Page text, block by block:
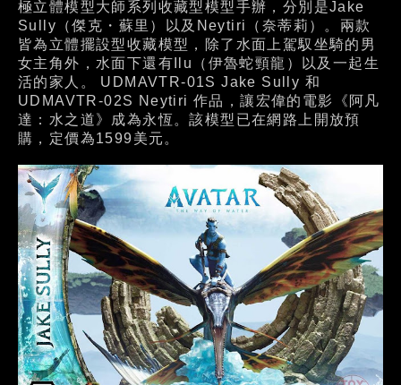
極立體模型大師系列收藏型模型手辦，分別是Jake
Sully（傑克・蘇里）以及Neytiri（奈蒂莉）。兩款
皆為立體擺設型收藏模型，除了水面上駕馭坐騎的男
女主角外，水面下還有Ilu（伊魯蛇頸龍）以及一起生
活的家人。 UDMAVTR-01S Jake Sully 和
UDMAVTR-02S Neytiri 作品，讓宏偉的電影《阿凡
達：水之道》成為永恆。該模型已在網路上開放預
購，定價為1599美元。